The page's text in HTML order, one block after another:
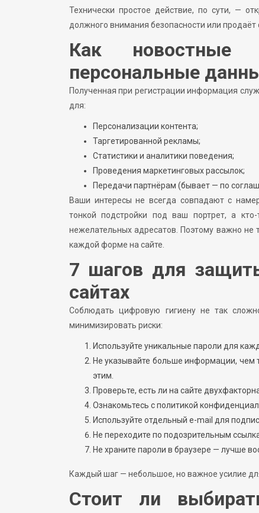
Технически простое действие, по сути, —
должного внимания безопасности или
Как новостные
персональные
Полученная при регистрации информация
для:
Персонализации контента;
Таргетированной рекламы;
Статистики и аналитики поведения;
Проведения маркетинговых рассылок;
Передачи партнёрам (бывает — по
Ваши интересы не всегда совпадают с
тонкой подстройки под ваш портрет, а
нежелательных адресатов. Поэтому важно не
каждой форме на сайте.
7 шагов для
сайтах
Соблюдать цифровую гигиену не так
минимизировать риски:
Используйте уникальные пароли для
Не указывайте больше информации, чем
этим.
Проверьте, есть ли на сайте
Ознакомьтесь с политикой
Используйте отдельный e-mail для
Не переходите по подозрительным
Не храните пароли в браузере — лучше
Каждый шаг — небольшое, но важное усилие
Стоит ли